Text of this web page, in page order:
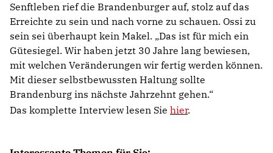
Senftleben rief die Brandenburger auf, stolz auf das
Erreichte zu sein und nach vorne zu schauen. Ossi zu
sein sei überhaupt kein Makel. „Das ist für mich ein
Gütesiegel. Wir haben jetzt 30 Jahre lang bewiesen,
mit welchen Veränderungen wir fertig werden können.
Mit dieser selbstbewussten Haltung sollte
Brandenburg ins nächste Jahrzehnt gehen.“
Das komplette Interview lesen Sie hier.